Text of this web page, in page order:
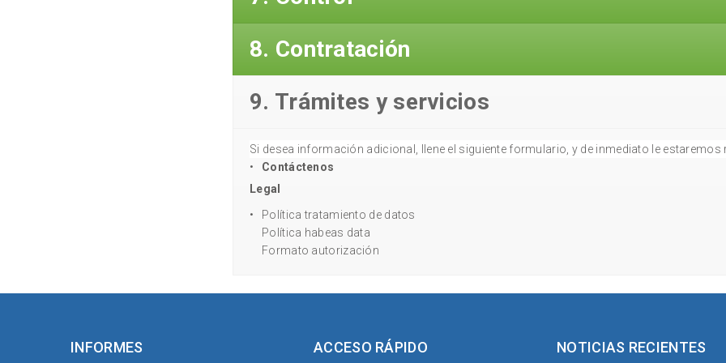
8. Contratación
9. Trámites y servicios
Si desea información adicional, llene el siguiente formulario, y de inmediato le estaremos
Contáctenos
Legal
Política tratamiento de datos
Política habeas data
Formato autorización
INFORMES ACCESO RÁPIDO NOTICIAS RECIENTES